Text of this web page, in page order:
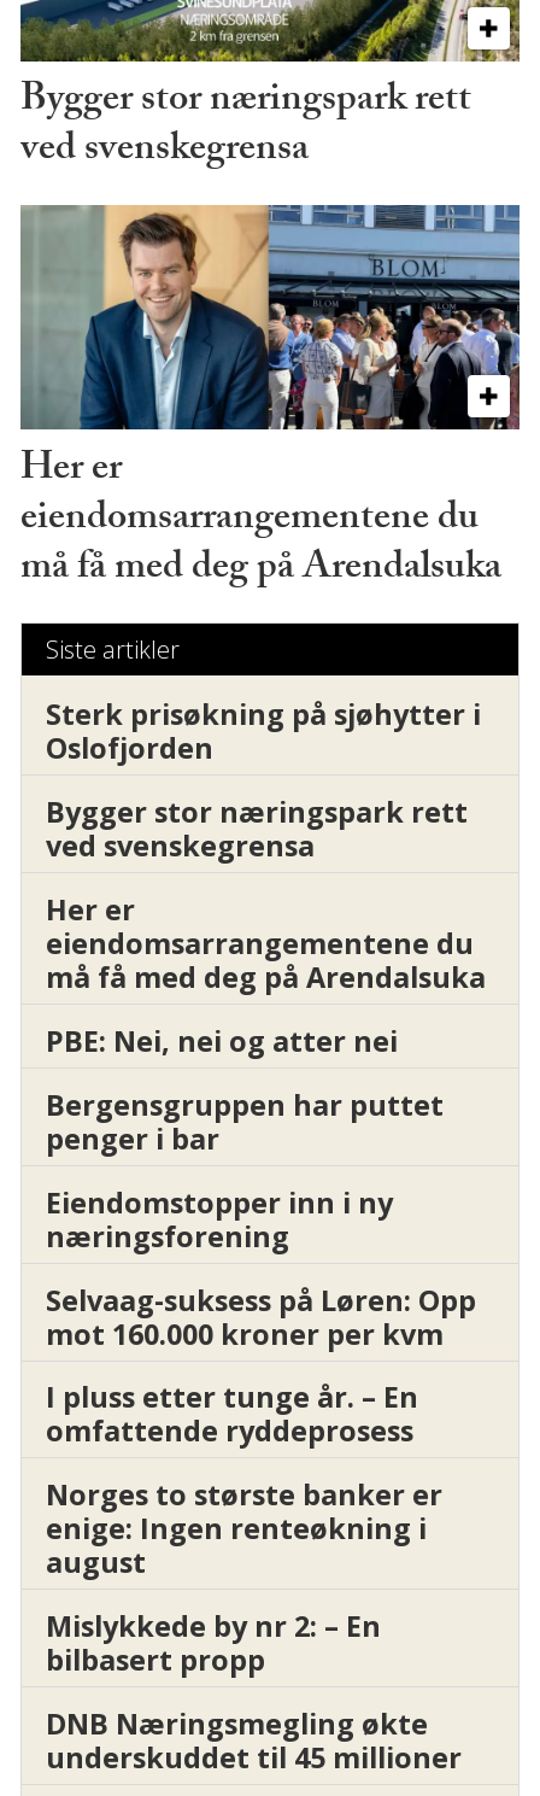
Bygger stor næringspark rett
ved svenskegrensa
Her er
eiendomsarrangementene du
må få med deg på Arendalsuka
Siste artikler
Sterk prisøkning på sjøhytter i
Oslofjorden
Bygger stor næringspark rett
ved svenskegrensa
Her er
eiendomsarrangementene du
må få med deg på Arendalsuka
PBE: Nei, nei og atter nei
Bergensgruppen har puttet
penger i bar
Eiendomstopper inn i ny
næringsforening
Selvaag-suksess på Løren: Opp
mot 160.000 kroner per kvm
I pluss etter tunge år. – En
omfattende ryddeprosess
Norges to største banker er
enige: Ingen renteøkning i
august
Mislykkede by nr 2: – En
bilbasert propp
DNB Næringsmegling økte
underskuddet til 45 millioner